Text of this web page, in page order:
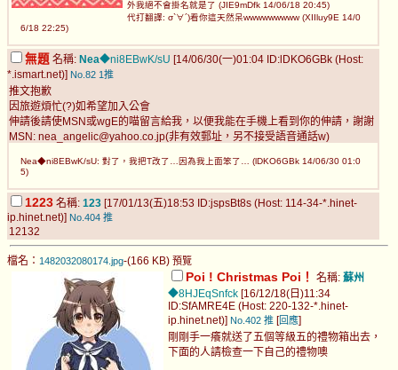
外我絕不會掛名就是了 (JIE9mDfk 14/06/18 20:45)
代打翻譯: σ`∀´)看你這天然呆wwwwwwwww (XIIluy9E 14/0
6/18 22:25)
無題 名稱: Nea◆ni8EBwK/sU [14/06/30(一)01:04 ID:lDKO6GBk (Host:
*.ismart.net)] No.82 1推
推文抱歉
因旅遊煩忙(?)如希望加入公會
伸請後請使MSN或wgE的喵留言給我，以便我能在手機上看到你的伸請，謝謝
MSN: nea_angelic@yahoo.co.jp(非有效郵址，另不接受語音通話w)
Nea◆ni8EBwK/sU: 對了，我把T改了…因為我上面笨了… (lDKO6GBk 14/06/30 01:0
5)
1223 名稱: 123 [17/01/13(五)18:53 ID:jspsBt8s (Host: 114-34-*.hinet-
ip.hinet.net)] No.404 推
12132
檔名： 1482032080174.jpg-(166 KB) 預覽
Poi ! Christmas Poi！ 名稱: 蘇州
◆8HJEqSnfck [16/12/18(日)11:34
ID:SfAMRE4E (Host: 220-132-*.hinet-
ip.hinet.net)] No.402 推 [ 回應]
剛剛手一癢就送了五個等級五的禮物箱出去，
下面的人請檢查一下自己的禮物噢